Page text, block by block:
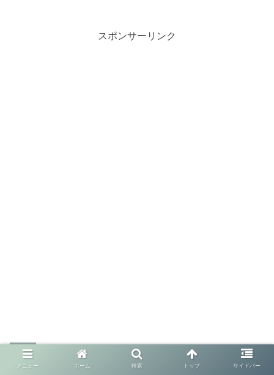
スポンサーリンク
メニュー ホーム 検索 トップ サイドバー